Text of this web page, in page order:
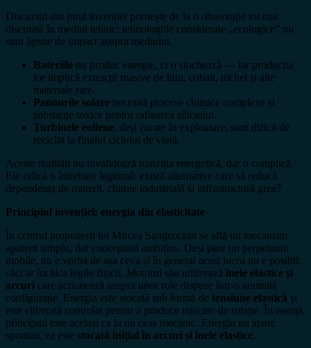
Discursul din jurul invenției pornește de la o observație tot mai
discutată în mediul tehnic: tehnologiile considerate „ecologice” nu
sunt lipsite de impact asupra mediului.
Bateriile nu produc energie, ci o stochează — iar producția
lor implică extracții masive de litiu, cobalt, nichel și alte
materiale rare.
Panourile solare necesită procese chimice complexe și
substanțe toxice pentru rafinarea siliciului.
Turbinele eoliene, deși curate în exploatare, sunt dificil de
reciclat la finalul ciclului de viață.
Aceste realități nu invalidează tranziția energetică, dar o complică.
Ele ridică o întrebare legitimă: există alternative care să reducă
dependența de minerit, chimie industrială și infrastructură grea?
Principiul invenției: energia din elasticitate
În centrul propunerii lui Mircea Sangeorzan se află un mecanism
aparent simplu, dar conceptual ambițios. Deși pare un perpetuum
mobile, nu e vorba de așa ceva și în general acest lucru nu e posibil,
căci ar încălca legile fizicii. Motorul său utilizează inele elastice și
arcuri care acționează asupra unor role dispuse într-o anumită
configurație. Energia este stocată sub formă de tensiune elastică și
este eliberată controlat pentru a produce mișcare de rotație. În esență,
principiul este același ca la un ceas mecanic. Energia nu apare
spontan, ea este stocată inițial în arcuri și inele elastice.